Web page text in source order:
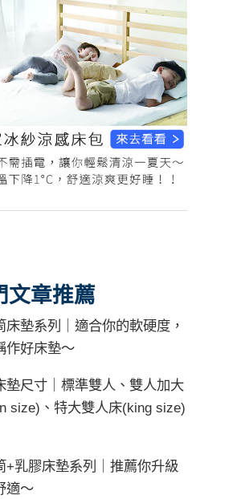
文章推薦
床墊系列｜適合你的軟硬度，
作好床墊～
墊尺寸｜標準雙人、雙人加大
size)、特大雙人床(king size)
+乳膠床墊系列｜推薦你升級
適～